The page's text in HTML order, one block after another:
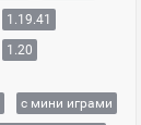
1.19.41
1.20
с мини играми